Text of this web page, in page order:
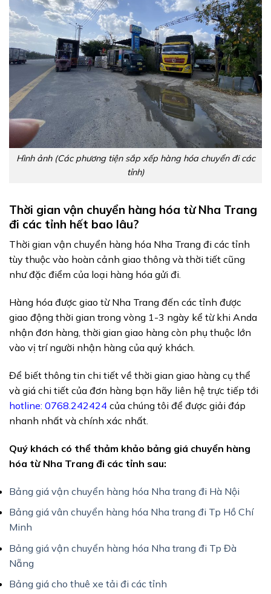
Hình ảnh (Các phương tiện sắp xếp hàng hóa chuyển đi các
tỉnh)
Thời gian vận chuyển hàng hóa từ Nha Trang
đi các tỉnh hết bao lâu?
Thời gian vận chuyển hàng hóa Nha Trang đi các tỉnh
tùy thuộc vào hoàn cảnh giao thông và thời tiết cũng
như đặc điểm của loại hàng hóa gửi đi.
Hàng hóa được giao từ Nha Trang đến các tỉnh được
giao động thời gian trong vòng 1-3 ngày kể từ khi Anda
nhận đơn hàng, thời gian giao hàng còn phụ thuộc lớn
vào vị trí người nhận hàng của quý khách.
Để biết thông tin chi tiết về thời gian giao hàng cụ thể
và giá chi tiết của đơn hàng bạn hãy liên hệ trực tiếp tới
hotline: 0768.242424 của chúng tôi để được giải đáp
nhanh nhất và chính xác nhất.
Quý khách có thể thảm khảo bảng giá chuyển hàng
hóa từ Nha Trang đi các tỉnh sau:
Bảng giá vận chuyển hàng hóa Nha trang đi Hà Nội
Bảng giá vân chuyển hàng hóa Nha trang đi Tp Hồ Chí
Minh
Bảng giá vận chuyển hàng hóa Nha trang đi Tp Đà
Nẵng
Bảng giá cho thuê xe tải đi các tỉnh